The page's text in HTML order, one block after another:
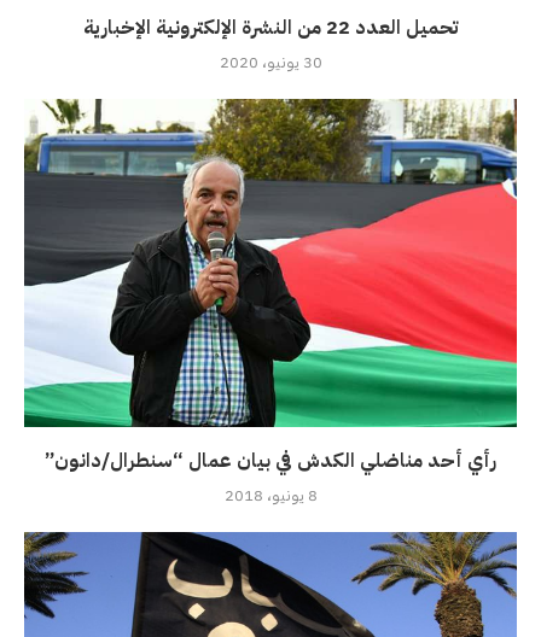
تحميل العدد 22 من النشرة الإلكترونية الإخبارية
30 يونيو، 2020
رأي أحد مناضلي الكدش في بيان عمال “سنطرال/دانون”
8 يونيو، 2018